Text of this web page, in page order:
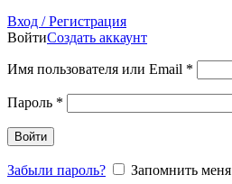
Вход / Регистрация
ВойтиСоздать аккаунт
Имя пользователя или Email *
Пароль *
Войти
Забыли пароль?
Запомнить меня